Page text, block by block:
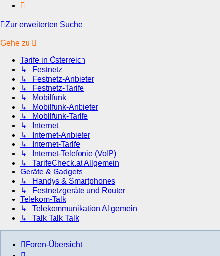
Zur erweiterten Suche
Gehe zu
Tarife in Österreich
↳ Festnetz
↳ Festnetz-Anbieter
↳ Festnetz-Tarife
↳ Mobilfunk
↳ Mobilfunk-Anbieter
↳ Mobilfunk-Tarife
↳ Internet
↳ Internet-Anbieter
↳ Internet-Tarife
↳ Internet-Telefonie (VoIP)
↳ TarifeCheck.at Allgemein
Geräte & Gadgets
↳ Handys & Smartphones
↳ Festnetzgeräte und Router
Telekom-Talk
↳ Telekommunikation Allgemein
↳ Talk Talk Talk
Foren-Übersicht